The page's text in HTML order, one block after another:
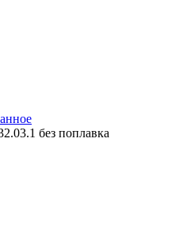
без поплавка